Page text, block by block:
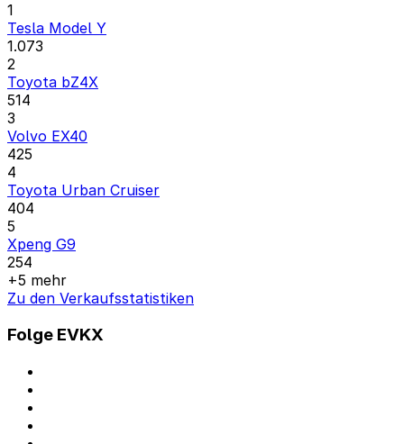
1
Tesla Model Y
1.073
2
Toyota bZ4X
514
3
Volvo EX40
425
4
Toyota Urban Cruiser
404
5
Xpeng G9
254
+5 mehr
Zu den Verkaufsstatistiken
Folge EVKX